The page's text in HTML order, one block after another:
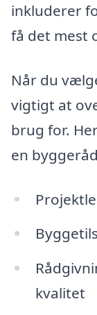
inkluderer
få det mest
Når du
vigtigt at
brug for.
en
kvalitet